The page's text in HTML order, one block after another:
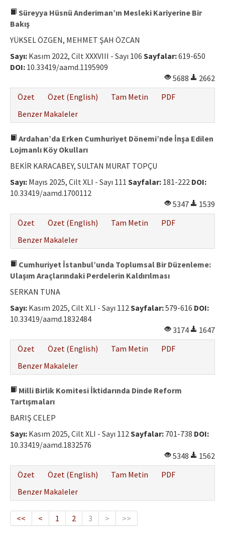
Süreyya Hüsnü Anderiman’ın Mesleki Kariyerine Bir
Bakış
YÜKSEL ÖZGEN, MEHMET ŞAH ÖZCAN
Sayı: Kasım 2022, Cilt XXXVIII - Sayı 106 Sayfalar:619-650
DOI: 10.33419/aamd.1195909
5688
2662
Özet
Özet (English) Tam Metin
PDF
Benzer Makaleler
Ardahan’da Erken Cumhuriyet Dönemi’nde İnşa Edilen
Lojmanlı Köy Okulları
BEKİR KARACABEY, SULTAN MURAT TOPÇU
Sayı: Mayıs 2025, Cilt XLI - Sayı 111 Sayfalar: 181-222 DOI:
10.33419/aamd.1700112
5347
1539
Özet
Özet (English) Tam Metin
PDF
Benzer Makaleler
Cumhuriyet İstanbul’unda Toplumsal Bir Düzenleme:
Ulaşım Araçlarındaki Perdelerin Kaldırılması
SERKAN TUNA
Sayı: Kasım 2025, Cilt XLI - Sayı 112Sayfalar:579-616 DOI:
10.33419/aamd.1832484
3174
1647
Özet
Özet (English) Tam Metin
PDF
Benzer Makaleler
Milli Birlik Komitesi İktidarında Dinde Reform
Tartışmaları
BARIŞ CELEP
Sayı: Kasım 2025, Cilt XLI - Sayı 112Sayfalar: 701-738 DOI:
10.33419/aamd.1832576
5348
1562
Özet
Özet (English) Tam Metin
PDF
Benzer Makaleler
<< < 1 2 3 > >>